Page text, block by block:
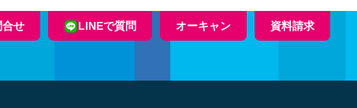
合せ LINEで質問 オーキャン 資料請求